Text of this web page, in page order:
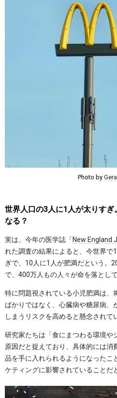
Photo by
世界人口の3人に1人が太りす
なる？
実は、今年の医学誌「 New England
れた調査の結果によると、今世界
ぎで、10人に1人が肥満だという。
で、400万人もの人々が命を落として
特に問題視されている小児肥満は、
ばかりではなく、心臓病や糖尿病、
しまうリスクを高めると懸念されて
研究家たちは「食にまつわる環境や
原因だと捉えており、具体的には消
品を手に入れられるようになったこ
ケティングに影響されていることだ